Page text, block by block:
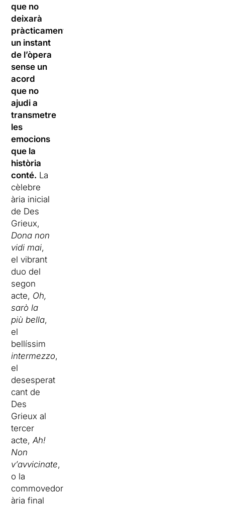
que no
deixarà
pràcticament
un instant
de l’òpera
sense un
acord
que no
ajudi a
transmetre
les
emocions
que la
història
conté. La
cèlebre
ària inicial
de Des
Grieux,
Dona non
vidi mai,
el vibrant
duo del
segon
acte, Oh,
sarò la
più bella,
el
bellíssim
intermezzo,
el
desesperat
cant de
Des
Grieux al
tercer
acte,Ah!
Non
v’avvicinate,
o la
commovedora
ària final